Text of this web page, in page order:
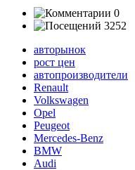
0
3252
авторынок
рост цен
автопроизводители
Renault
Volkswagen
Opel
Peugeot
Mercedes-Benz
BMW
Audi